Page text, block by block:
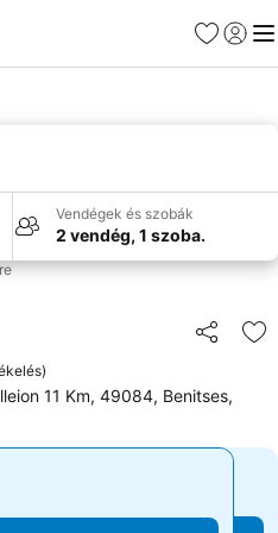
Kedvencek
Vendégek és szobák
2 vendég, 1 szoba.
)
11 Km, 49084, Benitses,